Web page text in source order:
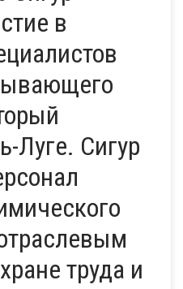
в
Луге. Сигур
труда и